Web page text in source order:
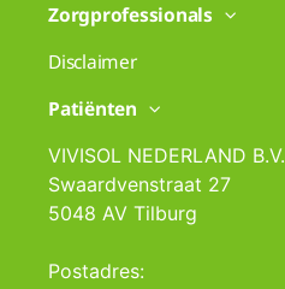
Zorgprofessionals
Disclaimer
Patiënten
VIVISOL NEDERLAND B.V.
Swaardvenstraat 27
5048 AV Tilburg
Postadres: